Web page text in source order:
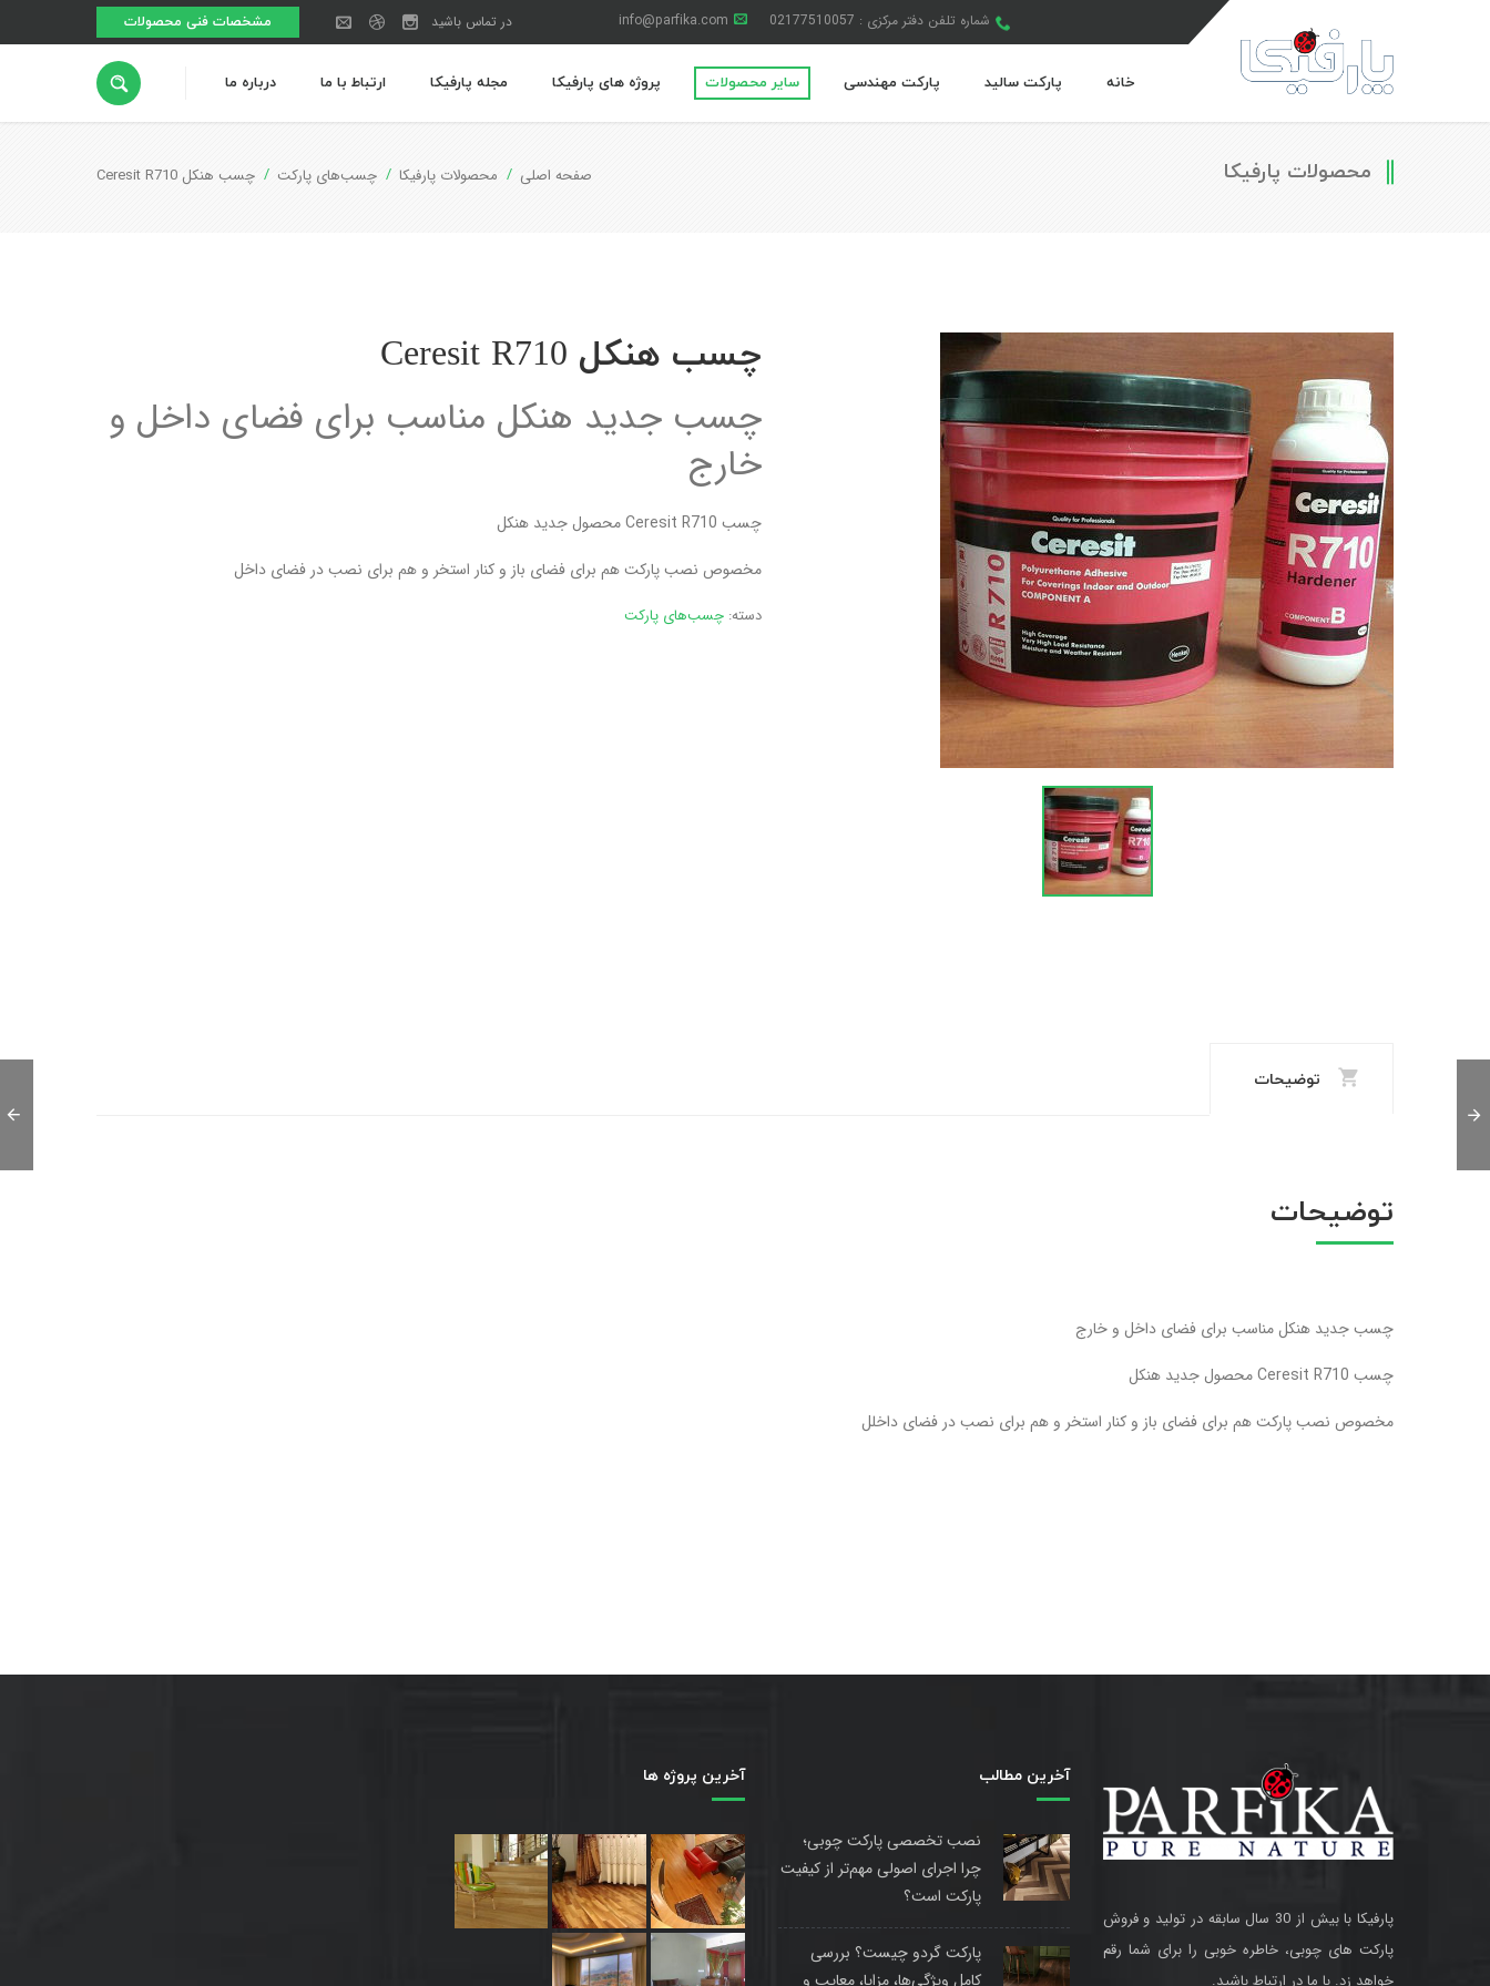
شماره تلفن دفتر مرکزی : 02177510057 info@parfika.com مشخصات فنی محصولات در تماس باشید
خانه پارکت سالید پارکت مهندسی سایر محصولات پروژه های پارفیکا مجله پارفیکا ارتباط با ما درباره ما
محصولات پارفیکا صفحه اصلی محصولات پارفیکا چسب‌های پارکت چسب هنکل Ceresit R710
چسب هنکل Ceresit R710
چسب جدید هنکل مناسب برای فضای داخل و
خارج
چسب Ceresit R710 محصول جدید هنکل
مخصوص نصب پارکت هم برای فضای باز و کنار استخر و هم برای نصب در فضای داخل
دسته: چسب‌های پارکت
توضیحات
توضیحات
چسب جدید هنکل مناسب برای فضای داخل و خارج
چسب Ceresit R710 محصول جدید هنکل
مخصوص نصب پارکت هم برای فضای باز و کنار استخر و هم برای نصب در فضای داخلل
پارفیکا با بیش از 30 سال سابقه در تولید و فروش
پارکت های چوبی، خاطره خوبی را برای شما رقم
خواهد زد. با ما در ارتباط باشید.
آخرین مطالب
نصب تخصصی پارکت چوبی؛
چرا اجرای اصولی مهم‌تر از کیفیت
پارکت است؟
پارکت گردو چیست؟ بررسی
کامل ویژگی‌ها، مزایا، معایب و
آخرین پروژه ها